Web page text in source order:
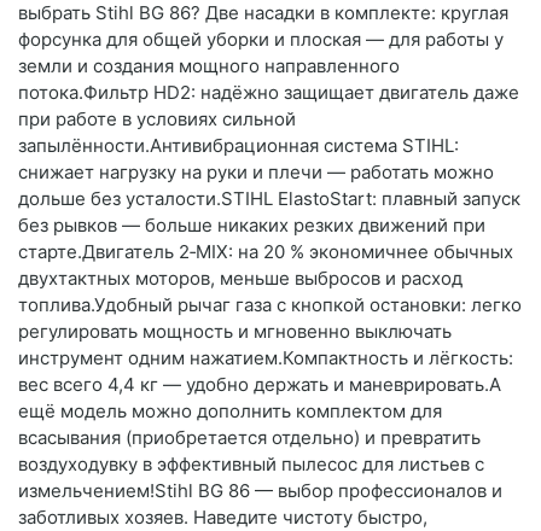
выбрать Stihl BG 86? Две насадки в комплекте: круглая
форсунка для общей уборки и плоская — для работы у
земли и создания мощного направленного
потока.Фильтр HD2: надёжно защищает двигатель даже
при работе в условиях сильной
запылённости.Антивибрационная система STIHL:
снижает нагрузку на руки и плечи — работать можно
дольше без усталости.STIHL ElastoStart: плавный запуск
без рывков — больше никаких резких движений при
старте.Двигатель 2‑MIX: на 20 % экономичнее обычных
двухтактных моторов, меньше выбросов и расход
топлива.Удобный рычаг газа с кнопкой остановки: легко
регулировать мощность и мгновенно выключать
инструмент одним нажатием.Компактность и лёгкость:
вес всего 4,4 кг — удобно держать и маневрировать.А
ещё модель можно дополнить комплектом для
всасывания (приобретается отдельно) и превратить
воздуходувку в эффективный пылесос для листьев с
измельчением!Stihl BG 86 — выбор профессионалов и
заботливых хозяев. Наведите чистоту быстро,